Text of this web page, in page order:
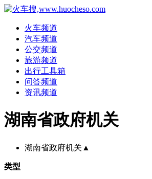
火车频道
汽车频道
公交频道
旅游频道
出行工具箱
问答频道
资讯频道
湖南省政府机关
湖南省政府机关 ▲
类型